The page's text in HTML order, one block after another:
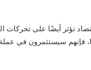
تؤثر أيضًا على تحركات
فإنهم سيستثمرون في